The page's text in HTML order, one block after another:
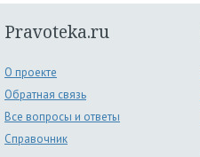
Pravoteka.ru
О проекте
Обратная связь
Все вопросы и ответы
Справочник